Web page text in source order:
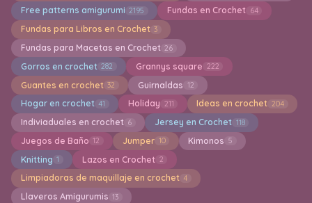
Free patterns amigurumi 2195 Fundas en Crochet 64
Fundas para Libros en Crochet 3
Fundas para Macetas en Crochet 26
Gorros en crochet 282 Grannys square 222
Guantes en crochet 32 Guirnaldas 12
Hogar en crochet 41 Holiday 211 Ideas en crochet 204
Indiviaduales en crochet 6 Jersey en Crochet 118
Juegos de Baño 12 Jumper 10 Kimonos 5
Knitting 1 Lazos en Crochet 2
Limpiadoras de maquillaje en crochet 4
Llaveros Amigurumis 13